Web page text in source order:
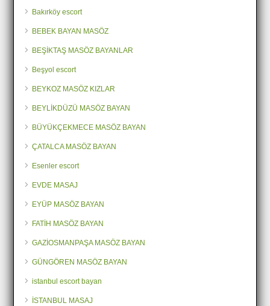
Bakırköy escort
BEBEK BAYAN MASÖZ
BEŞİKTAŞ MASÖZ BAYANLAR
Beşyol escort
BEYKOZ MASÖZ KIZLAR
BEYLİKDÜZÜ MASÖZ BAYAN
BÜYÜKÇEKMECE MASÖZ BAYAN
ÇATALCA MASÖZ BAYAN
Esenler escort
EVDE MASAJ
EYÜP MASÖZ BAYAN
FATİH MASÖZ BAYAN
GAZİOSMANPAŞA MASÖZ BAYAN
GÜNGÖREN MASÖZ BAYAN
istanbul escort bayan
İSTANBUL MASAJ